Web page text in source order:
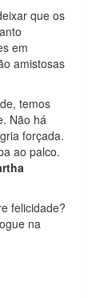
que os
em
amistosas
temos
Não há
forçada.
ao palco.
felicidade?
na